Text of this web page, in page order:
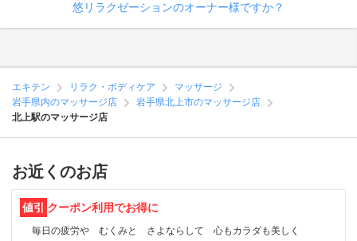
悠リラクゼーションのオーナー様ですか？
エキテン リラク・ボディケア
マッサージ
岩手県内のマッサージ店
岩手県北上市のマッサージ店
北上駅のマッサージ店
お近くのお店
値引 クーポン利用でお得に
毎日の疲労や むくみと さよならして 心もカラダも美しく